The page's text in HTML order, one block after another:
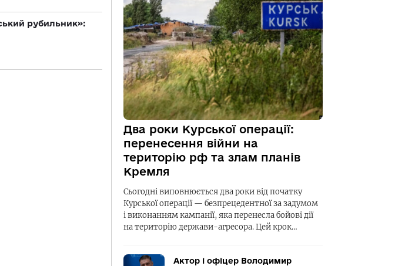
рубильник»:
Два роки Курської операції:
перенесення війни на
територію рф та злам планів
Кремля
Сьогодні виповнюється два роки від початку
Курської операції — безпрецедентної за задумом
і виконанням кампанії, яка перенесла бойові дії
на територію держави-агресора. Цей крок…
Актор і офіцер Володимир